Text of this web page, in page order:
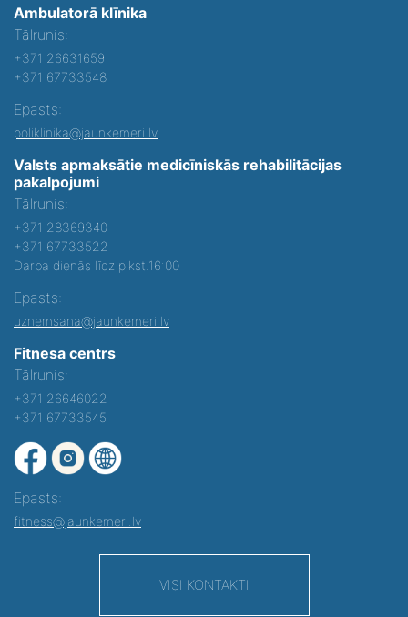
Ambulatorā klīnika
Tālrunis:
+371 26631659
+371 67733548
Epasts:
poliklinika@jaunkemeri.lv
Valsts apmaksātie medicīniskās rehabilitācijas
pakalpojumi
Tālrunis:
+371 28369340
+371 67733522
Darba dienās līdz plkst.16:00
Epasts:
uznemsana@jaunkemeri.lv
Fitnesa centrs
Tālrunis:
+371 26646022
+371 67733545
Epasts:
fitness@jaunkemeri.lv
VISI KONTAKTI